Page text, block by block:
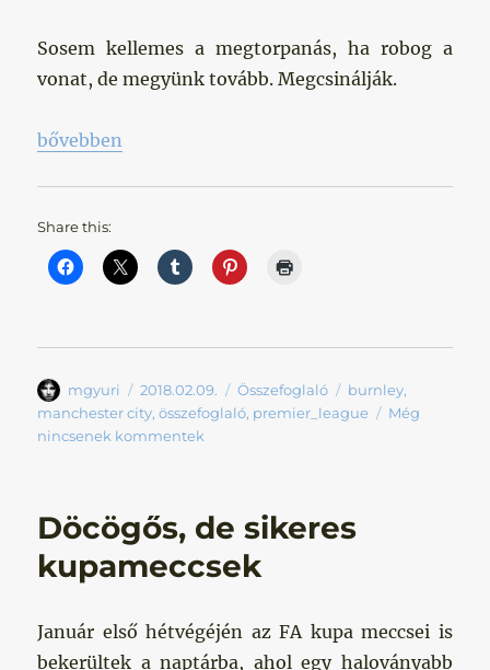
Sosem kellemes a megtorpanás, ha robog a
vonat, de megyünk tovább. Megcsinálják.
„Egy kicsit megfogyva, de törve nem”
bővebben
Share this:
Szerző
mgyuri Közzétéve
2018.02.09. Kategória
Összefoglaló Címke
burnley,
manchester city,összefoglaló, premier_league
Még
nincsenek kommentek
Döcögős, de sikeres
kupameccsek
Január első hétvégéjén az FA kupa meccsei is
bekerültek a naptárba, ahol egy haloványabb